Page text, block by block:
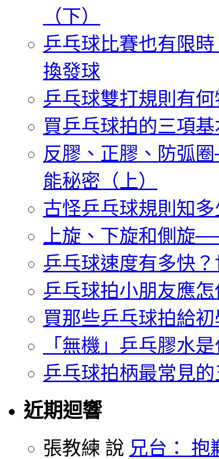
（下）
乒乓球比賽也有限
換發球
乒乓球雙打規則有
買乒乓球拍的三項
反膠、正膠、防弧
能秘密（上）
古怪乒乓球規則知
上旋、下旋和側旋
乒乓球速度有多快
乒乓球拍小朋友應
買那些乒乓球拍給
「無機」乒乓膠水
乒乓球拍柄最常見
近期迴響
張教練 說 兄台： 抱